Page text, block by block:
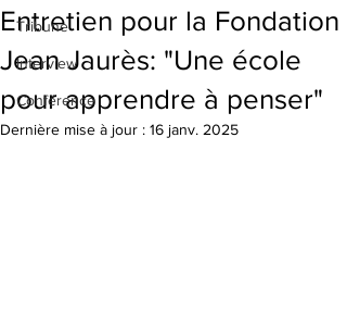
Tribune
Interview
Conférence
Entretien pour la Fondation
Jean Jaurès: "Une école
pour apprendre à penser"
Dernière mise à jour : 16 janv. 2025